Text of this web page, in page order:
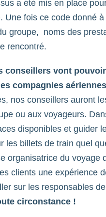
a été mis en place
Une fois ce code donné
groupe, noms des
rencontré.
conseillers vont
compagnies
nos conseillers auront
ou aux voyageurs.
disponibles et guider
les billets de train quel
organisatrice du
clients une expérience
sur les responsables
circonstance !